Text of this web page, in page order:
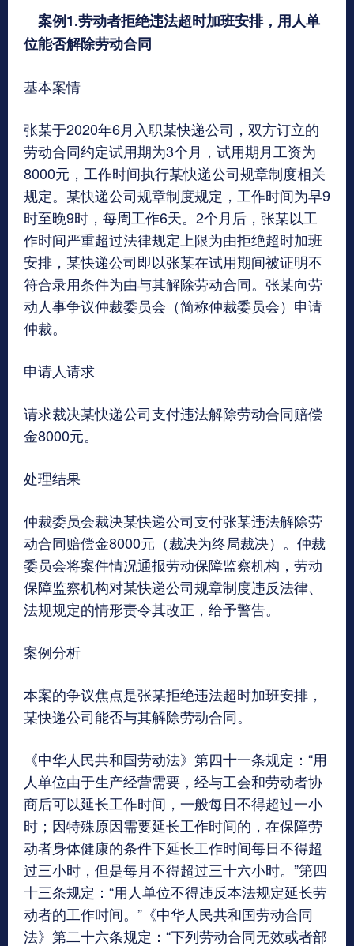
案例1.劳动者拒绝违法超时加班安排，用人单
位能否解除劳动合同
基本案情
张某于2020年6月入职某快递公司，双方订立的
劳动合同约定试用期为3个月，试用期月工资为
8000元，工作时间执行某快递公司规章制度相关
规定。某快递公司规章制度规定，工作时间为早9
时至晚9时，每周工作6天。2个月后，张某以工
作时间严重超过法律规定上限为由拒绝超时加班
安排，某快递公司即以张某在试用期间被证明不
符合录用条件为由与其解除劳动合同。张某向劳
动人事争议仲裁委员会（简称仲裁委员会）申请
仲裁。
申请人请求
请求裁决某快递公司支付违法解除劳动合同赔偿
金8000元。
处理结果
仲裁委员会裁决某快递公司支付张某违法解除劳
动合同赔偿金8000元（裁决为终局裁决）。仲裁
委员会将案件情况通报劳动保障监察机构，劳动
保障监察机构对某快递公司规章制度违反法律、
法规规定的情形责令其改正，给予警告。
案例分析
本案的争议焦点是张某拒绝违法超时加班安排，
某快递公司能否与其解除劳动合同。
《中华人民共和国劳动法》第四十一条规定：“用
人单位由于生产经营需要，经与工会和劳动者协
商后可以延长工作时间，一般每日不得超过一小
时；因特殊原因需要延长工作时间的，在保障劳
动者身体健康的条件下延长工作时间每日不得超
过三小时，但是每月不得超过三十六小时。”第四
十三条规定：“用人单位不得违反本法规定延长劳
动者的工作时间。”《中华人民共和国劳动合同
法》第二十六条规定：“下列劳动合同无效或者部